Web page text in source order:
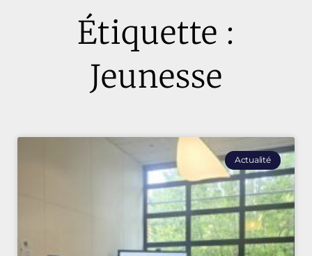
Étiquette :
Jeunesse
Actualité